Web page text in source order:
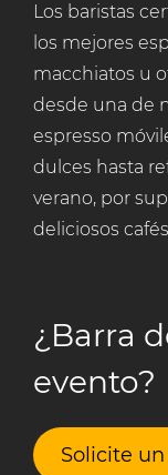
Los baristas
los mejores
macchiatos u
desde una de
espresso
dulces hasta
verano, por
deliciosos
¿Barra
evento?
Solicite